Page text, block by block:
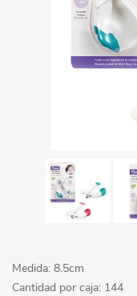
Medida: 8.5cm
Cantidad por caja: 144